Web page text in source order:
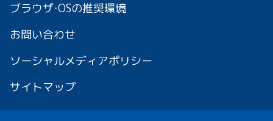
ブラウザ・OSの推奨環境
お問い合わせ
ソーシャルメディアポリシー
サイトマップ